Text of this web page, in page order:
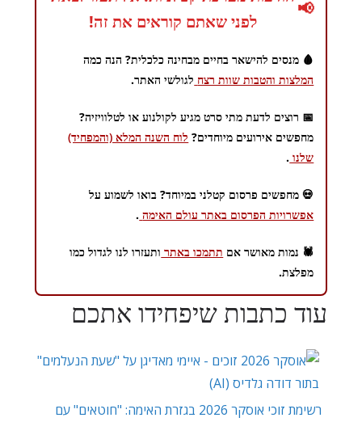
📢
לפני שאתם קוראים את זה!
🩸 מנסים להישאר בחיים מבחינה כלכלית? הנה כמה
המלצות והטבות שוות רצח לגולשי האתר.
📅 רוצים לדעת מתי סרט מגיע לקולנוע או לטלוויזיה?
מחפשים אירועים מיוחדים? לוח השנה המלא (והמפחיד)
שלנו .
💀 מחפשים פרסום קטלני במיוחד? בואו לשמוע על
אפשרויות הפרסום באתר עולם האימה .
🕷️ נמות מאושר אם תתמכו באתר ותעזרו לנו לגדול כמו
מפלצת.
עוד כתבות שיפחידו אתכם
רשימת זוכי אוסקר 2026 בגזרת האימה: "חוטאים" עם